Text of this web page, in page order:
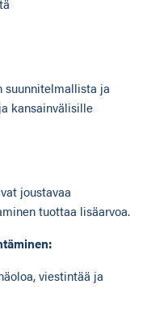
suunnitelmallista ja
kansainvälisille
joustavaa
tuottaa lisäarvoa.
viestintää ja